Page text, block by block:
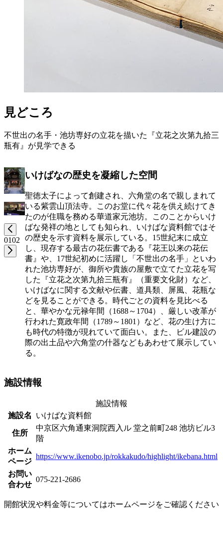
見どころ
不世出の名手・池坊専好の立花を描いた『立花之次第九拾三
瓶有』が見学できる
0102
いけばなの歴史を凝縮した空間
聖徳太子によって創建され、六角堂の名で親しまれて
いる紫雲山頂法寺。このお堂に代々花を供え続けてき
たのが住職を務める華道家元池坊。このことからいけ
ばな発祥の地としても知られ、いけばな資料館ではそ
の歴史を示す資料を展示している。15世紀末に成立
し、現存する最古の花伝書である『花王以来の花伝
書』や、17世紀初めに活躍し「不世出の名手」といわ
れた池坊専好が、御所や貴族の屋敷で立てた立花を写
した『立花之次第九拾三瓶有』（重要文化財）など、
いけばなに関する文献や伝書、道具類、屏風、花瓶な
どを見ることができる。時代ごとの資料を見比べる
と、華やかな元禄年間（1688～1704）、厳しい改革が
行われた寛政年間（1789～1801）など、花の生け方に
も時代の特徴が現れていて面白い。また、ビル建設の
際の出土品や六角堂の什器などもあわせて展示してい
る。
施設情報
施設情報
施設名
いけばな資料館
住所
中京区六角通東洞院西入ル 堂之前町248 池坊ビル3
階
ホーム
ページ
https://www.ikenobo.jp/rokkakudo/highlight/ikebana.html
お問い
合わせ
075-221-2686
開館状況や料金等についてはホームページをご確認ください